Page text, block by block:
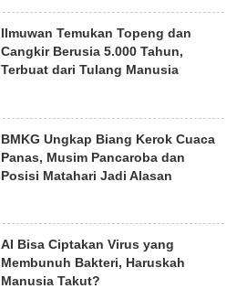
Ilmuwan Temukan Topeng dan
Cangkir Berusia 5.000 Tahun,
Terbuat dari Tulang Manusia
BMKG Ungkap Biang Kerok Cuaca
Panas, Musim Pancaroba dan
Posisi Matahari Jadi Alasan
AI Bisa Ciptakan Virus yang
Membunuh Bakteri, Haruskah
Manusia Takut?